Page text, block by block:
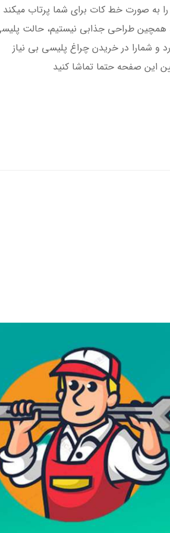
به صورت خط کات برای شما پرتاب میکند
طراحی جذابی نیستیم، حالت
و شمارا در خریدن چراغ پلیسی بی نیاز
این صفحه حتما تماشا کنید